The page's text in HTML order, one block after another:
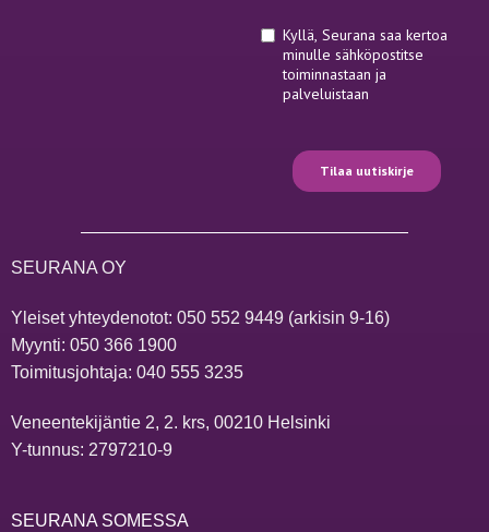
SEURANA OY
Yleiset yhteydenotot: 050 552 9449(arkisin 9-16)
Myynti: 050 366 1900
Toimitusjohtaja: 040 555 3235
Veneentekijäntie 2, 2. krs, 00210 Helsinki
Y-tunnus: 2797210-9
SEURANA SOMESSA